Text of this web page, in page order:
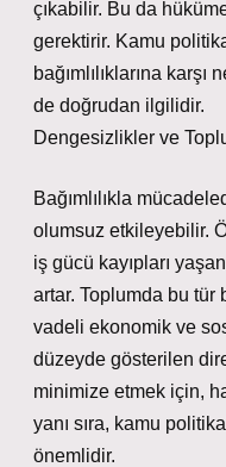
çıkabilir. Bu da
gerektirir. Kamu
bağımlılıklarına
de doğrudan ilgilidir.
Dengesizlikler ve
Bağımlılıkla
olumsuz etkileyebilir.
iş gücü kayıpları
artar. Toplumda bu tür
vadeli ekonomik ve
düzeyde gösterilen
minimize etmek için,
yanı sıra, kamu
önemlidir.